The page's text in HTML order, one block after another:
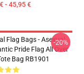
- 45,95 €
Flag Bags - Asexual
Pride Flag All Over
Bag RB1901
-20%